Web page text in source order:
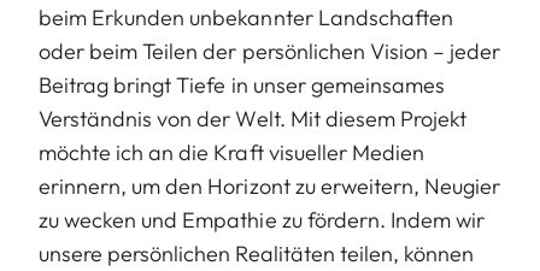
beim Erkunden unbekannter Landschaften
oder beim Teilen der persönlichen Vision – jeder
Beitrag bringt Tiefe in unser gemeinsames
Verständnis von der Welt. Mit diesem Projekt
möchte ich an die Kraft visueller Medien
erinnern, um den Horizont zu erweitern, Neugier
zu wecken und Empathie zu fördern. Indem wir
unsere persönlichen Realitäten teilen, können